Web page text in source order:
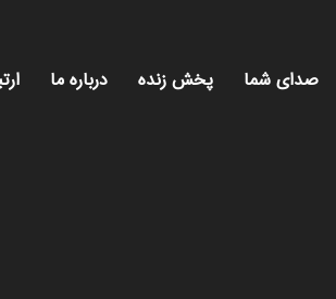
صدای شما پخش زنده درباره ما